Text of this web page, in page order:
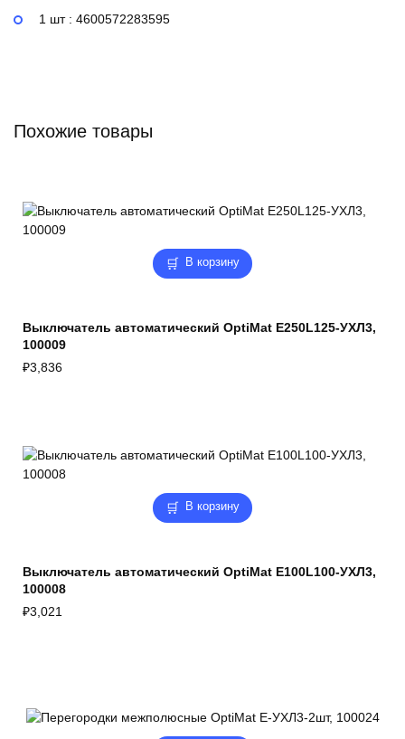
1 шт : 4600572283595
Похожие товары
В корзину
Выключатель автоматический OptiMat E250L125-УХЛ3,
100009
₽3,836
В корзину
Выключатель автоматический OptiMat E100L100-УХЛ3,
100008
₽3,021